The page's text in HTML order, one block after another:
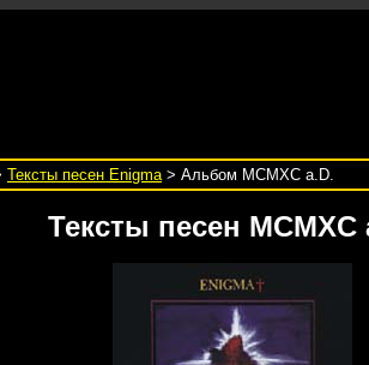
Тексты песен Enigma> Альбом MCMXC a.D.
Тексты песен MCMXC